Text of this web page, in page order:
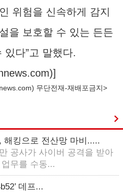
위험을 신속하게 감지
을 보호할 수 있는 든든
다”고 말했다.
)]
) 무단전재-재배포금지>
해킹으로 전산망 마비.....
공사가 사이버 공격을 받아
무를 수동...
데프...